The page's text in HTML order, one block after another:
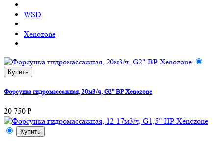
WSD
Xenozone
Купить
Форсунка гидромассажная, 20м3/ч, G2" ВР Xenozone
20 750 ₽
Купить